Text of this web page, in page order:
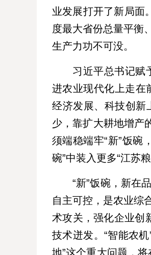
业发展打开了新局面
度最大省份总量平衡
生产力功不可没。
习近平总书记赋
进农业现代化上走在
经济发展、科技创新
少，靠扩大耕地增产
须端稳端牢“新”饭碗
碗”中装入更多“江苏粮
“新”饭碗，新在
自主可控，是农业综
术攻关，强化企业创
技术迸发。“智能农
地”这个重大问题，